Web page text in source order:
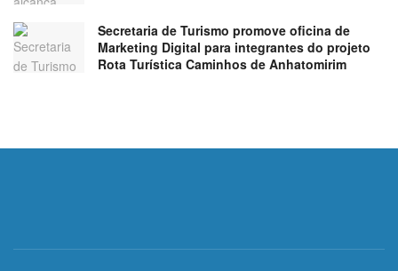
Secretaria de Turismo promove oficina de
Marketing Digital para integrantes do projeto
Rota Turística Caminhos de Anhatomirim